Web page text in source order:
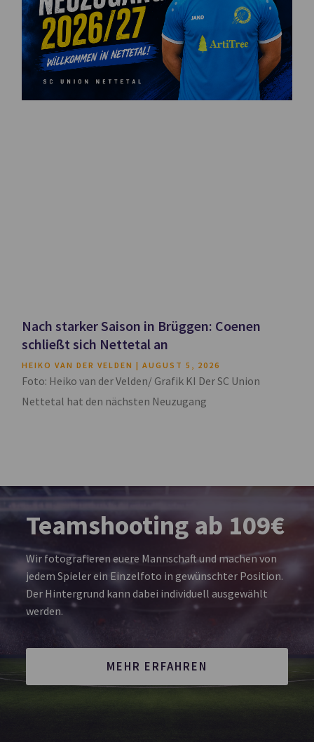
Nach starker Saison in Brüggen: Coenen
schließt sich Nettetal an
HEIKO VAN DER VELDEN AUGUST 5, 2026
Foto: Heiko van der Velden/ Grafik KI Der SC Union
Nettetal hat den nächsten Neuzugang
Teamshooting ab 109€
Wir fotografieren euere Mannschaft und machen von
jedem Spieler ein Einzelfoto in gewünschter Position.
Der Hintergrund kann dabei individuell ausgewählt
werden.
MEHR ERFAHREN